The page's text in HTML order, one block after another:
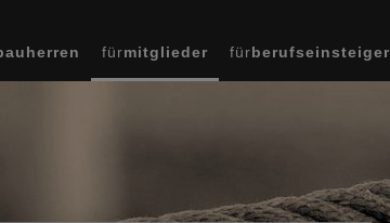
fürmitglieder fürberufseinsteiger